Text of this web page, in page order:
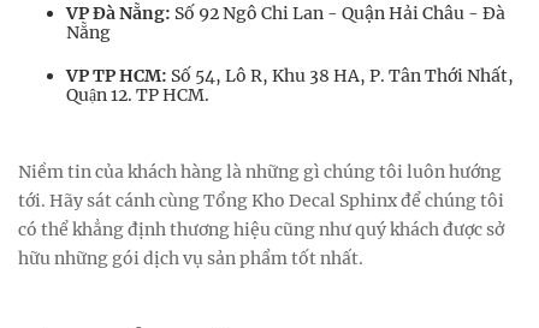
VP Đà Nẵng: Số 92 Ngô Chi Lan - Quận Hải Châu - Đà
Nẵng
VP TP HCM: Số 54, Lô R, Khu 38 HA, P. Tân Thới Nhất,
Quận 12. TP HCM.
Niềm tin của khách hàng là những gì chúng tôi luôn hướng
tới. Hãy sát cánh cùng Tổng Kho Decal Sphinx để chúng tôi
có thể khẳng định thương hiệu cũng như quý khách được sở
hữu những gói dịch vụ sản phẩm tốt nhất.